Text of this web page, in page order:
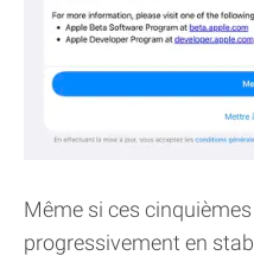
Même si ces
progressivement en